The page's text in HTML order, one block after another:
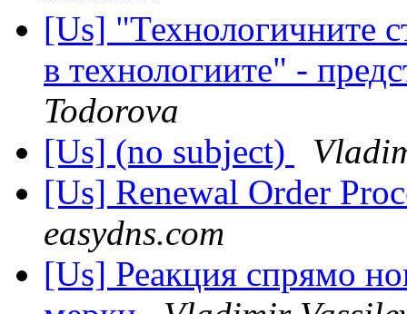
[Us] "Технологичните
в технологиите" -
Todorova
[Us] (no subject)
[Us] Renewal Order
easydns.com
[Us] Реакция спрямо